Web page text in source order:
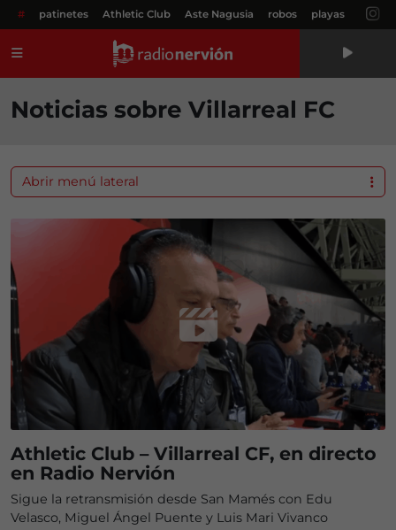
# patinetes Athletic Club Aste Nagusia robos playas
Noticias sobre Villarreal FC
Athletic Club – Villarreal CF, en directo
en Radio Nervión
Sigue la retransmisión desde San Mamés con Edu
Velasco, Miguel Ángel Puente y Luis Mari Vivanco
Abrir menú lateral